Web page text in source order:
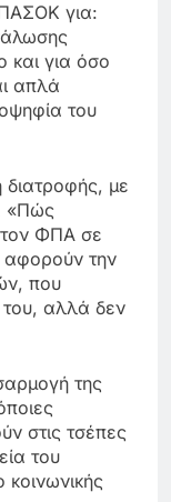
για:
και για όσο
απλά
του
με
«Πώς
τον ΦΠΑ σε
αφορούν την
που
του, αλλά δεν
της
στις τσέπες
του